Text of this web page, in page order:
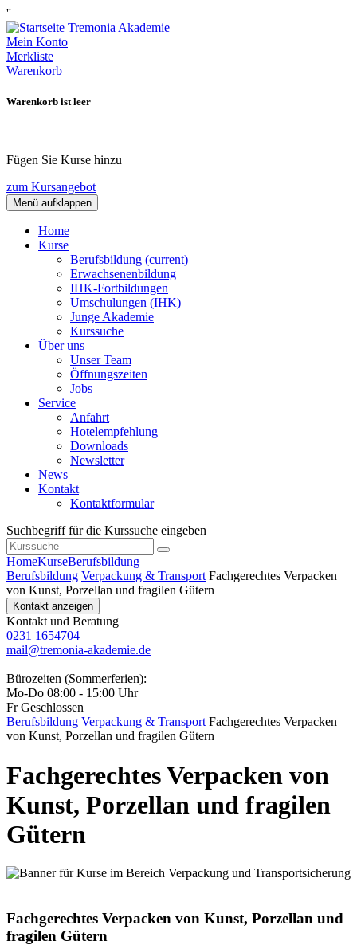
''
Mein Konto
Merkliste
Warenkorb
Warenkorb ist leer
Fügen Sie Kurse hinzu
zum Kursangebot
Menü aufklappen
Home
Kurse
Berufsbildung (current)
Erwachsenenbildung
IHK-Fortbildungen
Umschulungen (IHK)
Junge Akademie
Kurssuche
Über uns
Unser Team
Öffnungszeiten
Jobs
Service
Anfahrt
Hotelempfehlung
Downloads
Newsletter
News
Kontakt
Kontaktformular
Suchbegriff für die Kurssuche eingeben
HomeKurseBerufsbildung
Berufsbildung Verpackung & Transport Fachgerechtes Verpacken
von Kunst, Porzellan und fragilen Gütern
Kontakt anzeigen
Kontakt und Beratung
0231 1654704
mail@tremonia-akademie.de
Bürozeiten (Sommerferien):
Mo-Do 08:00 - 15:00 Uhr
Fr Geschlossen
Berufsbildung Verpackung & Transport Fachgerechtes Verpacken
von Kunst, Porzellan und fragilen Gütern
Fachgerechtes Verpacken von
Kunst, Porzellan und fragilen
Gütern
Fachgerechtes Verpacken von Kunst, Porzellan und
fragilen Gütern